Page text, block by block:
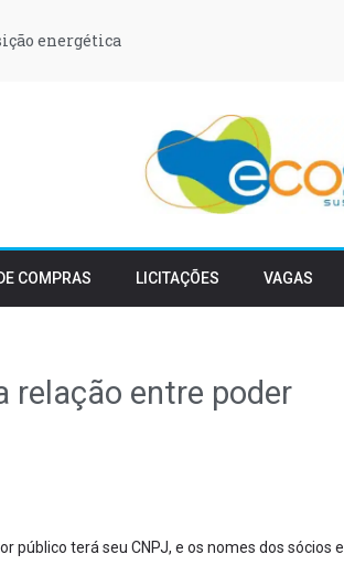
energética
COMPRAS LICITAÇÕES VAGAS
relação entre poder
público terá seu CNPJ, e os nomes dos sócios e